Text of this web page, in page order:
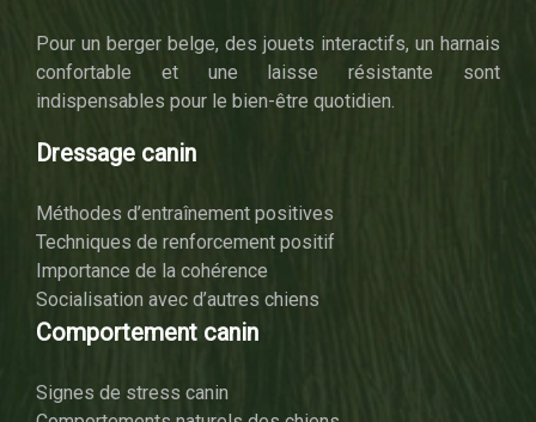
Pour un berger belge, des jouets interactifs, un harnais
confortable et une laisse résistante sont
indispensables pour le bien-être quotidien.
Dressage canin
Méthodes d’entraînement positives
Techniques de renforcement positif
Importance de la cohérence
Socialisation avec d’autres chiens
Comportement canin
Signes de stress canin